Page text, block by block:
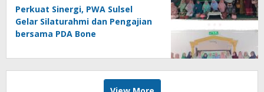
Perkuat Sinergi, PWA Sulsel
Gelar Silaturahmi dan Pengajian
bersama PDA Bone